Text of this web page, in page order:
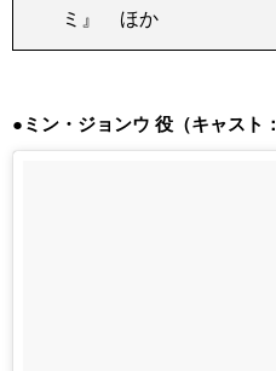
ミ』 ほか
●ミン・ジョンウ 役（キャスト